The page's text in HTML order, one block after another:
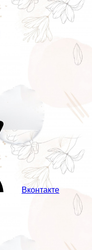
Вконтакте